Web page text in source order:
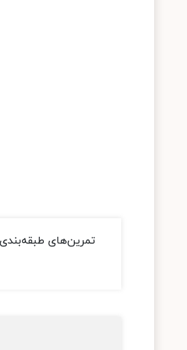
تمرین‌های